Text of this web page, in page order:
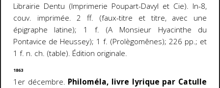
Librairie Dentu (Imprimerie Poupart-Davyl et Cie). In-8,
couv. imprimée. 2 ff. (faux-titre et titre, avec une
épigraphe latine); 1 f. (A Monsieur Hyacinthe du
Pontavice de Heussey); 1 f. (Prolègomênes); 226 pp.; et
1 f. n. ch. (table). Édition originale.
1863
1er décembre. Philoméla, livre lyrique par Catulle